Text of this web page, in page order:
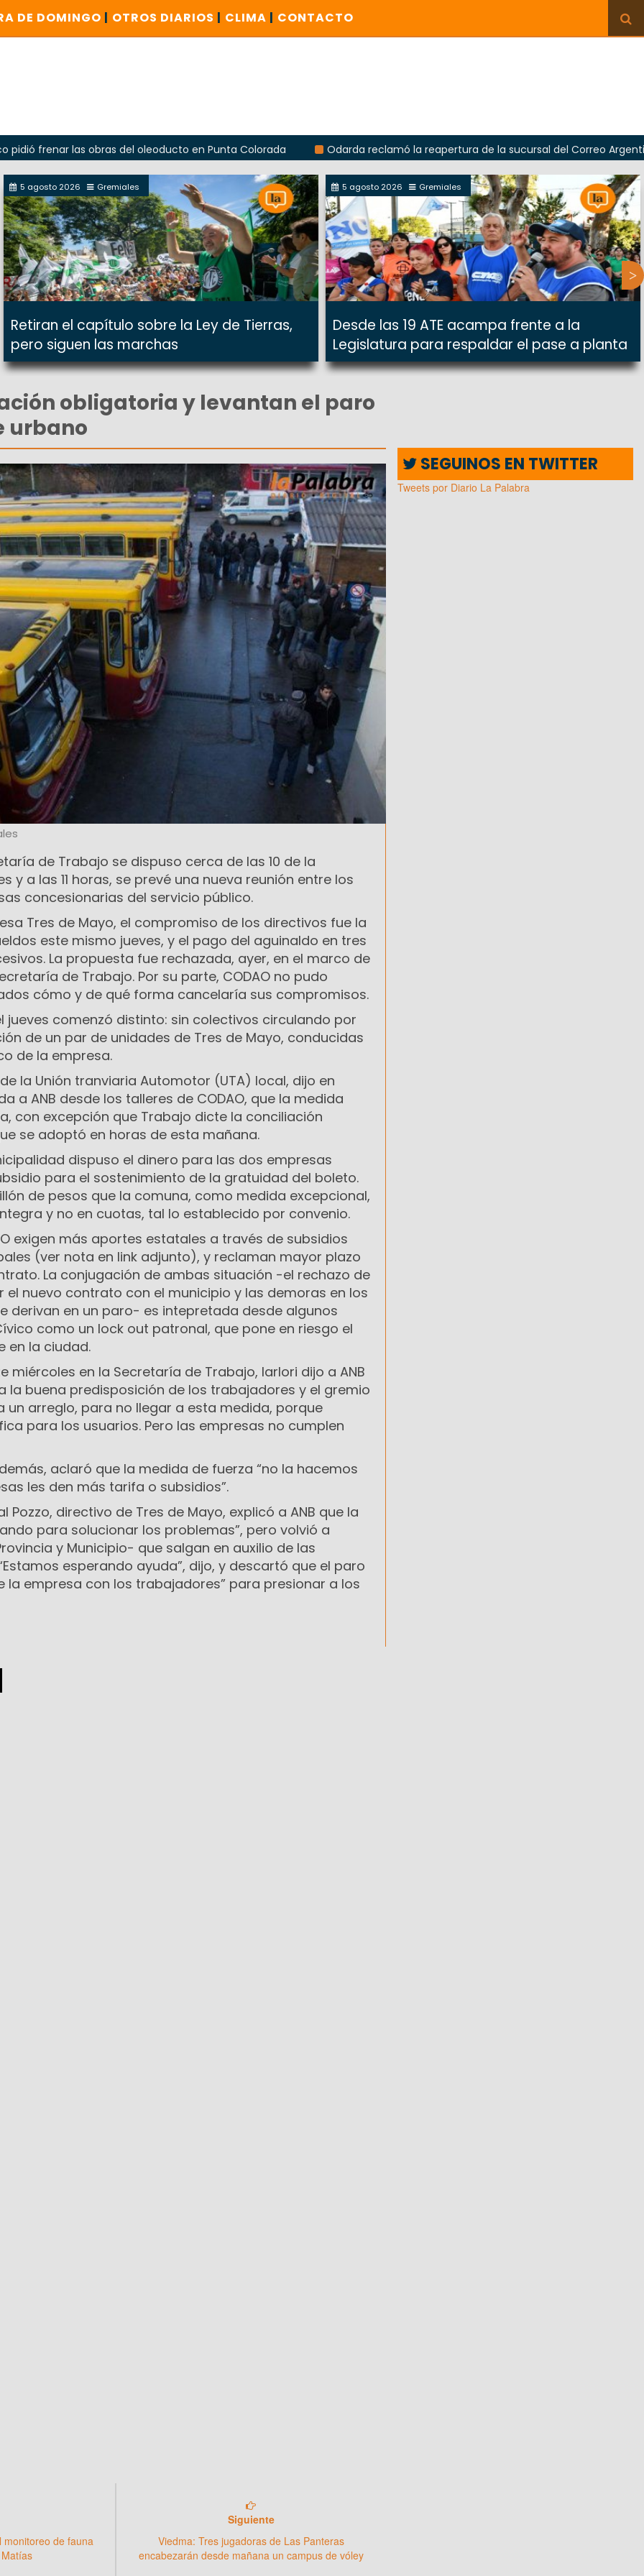
DE DOMINGO | OTROS DIARIOS | CLIMA | CONTACTO
las obras del oleoducto en Punta Colorada
Odarda reclamó la reapertura de la sucursal del Correo Argentino en
5 agosto 2026 Gremiales
Retiran el capítulo sobre la Ley de Tierras,
pero siguen las marchas
5 agosto 2026 Gremiales
Desde las 19 ATE acampa frente a la
Legislatura para respaldar el pase a planta
obligatoria y levantan el paro
urbano
de Trabajo se dispuso cerca de las 10 de la
y a las 11 horas, se prevé una nueva reunión entre los
concesionarias del servicio público.
Tres de Mayo, el compromiso de los directivos fue la
este mismo jueves, y el pago del aguinaldo en tres
La propuesta fue rechazada, ayer, en el marco de
de Trabajo. Por su parte, CODAO no pudo
cómo y de qué forma cancelaría sus compromisos.
jueves comenzó distinto: sin colectivos circulando por
de un par de unidades de Tres de Mayo, conducidas
de la empresa.
la Unión tranviaria Automotor (UTA) local, dijo en
a ANB desde los talleres de CODAO, que la medida
con excepción que Trabajo dicte la conciliación
se adoptó en horas de esta mañana.
dispuso el dinero para las dos empresas
para el sostenimiento de la gratuidad del boleto.
de pesos que la comuna, como medida excepcional,
y no en cuotas, tal lo establecido por convenio.
exigen más aportes estatales a través de subsidios
(ver nota en link adjunto), y reclaman mayor plazo
La conjugación de ambas situación -el rechazo de
el nuevo contrato con el municipio y las demoras en los
derivan en un paro- es intepretada desde algunos
como un lock out patronal, que pone en riesgo el
en la ciudad.
miércoles en la Secretaría de Trabajo, Iarlori dijo a ANB
la buena predisposición de los trabajadores y el gremio
un arreglo, para no llegar a esta medida, porque
para los usuarios. Pero las empresas no cumplen
aclaró que la medida de fuerza “no la hacemos
les den más tarifa o subsidios”.
Pozzo, directivo de Tres de Mayo, explicó a ANB que la
para solucionar los problemas”, pero volvió a
y Municipio- que salgan en auxilio de las
esperando ayuda”, dijo, y descartó que el paro
la empresa con los trabajadores” para presionar a los
monitoreo de fauna
Siguiente
Viedma: Tres jugadoras de Las Panteras
encabezarán desde mañana un campus de vóley
SEGUINOS EN TWITTER
Tweets por Diario La Palabra